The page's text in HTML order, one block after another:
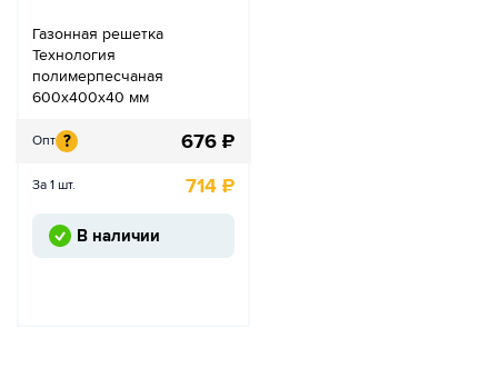
Газонная решетка
Технология
полимерпесчаная
600х400х40 мм
Опт ? 676 ₽
За 1 шт. 714 ₽
В наличии